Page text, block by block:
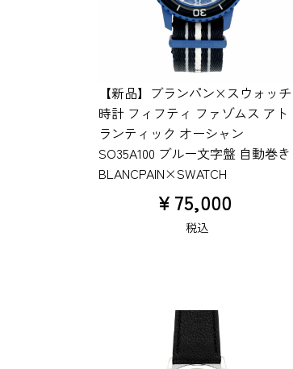
【新品】ブランパン×スウォッチ
時計 フィフティ ファゾムス アト
ランティック オーシャン
SO35A100 ブルー文字盤 自動巻き
BLANCPAIN×SWATCH
¥ 75,000
税込